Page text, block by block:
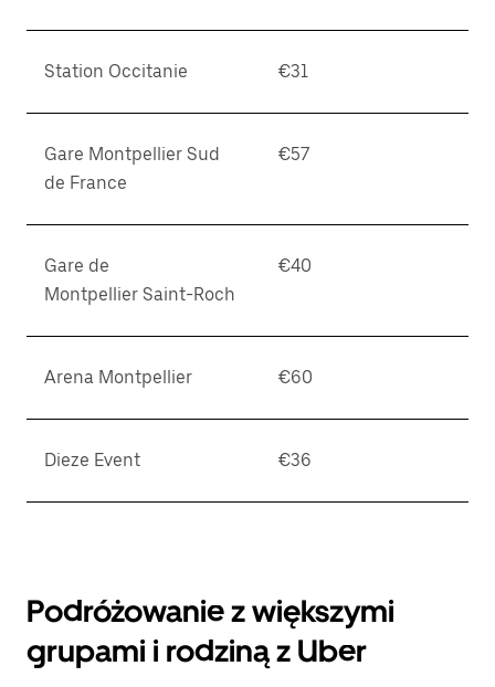
Station Occitanie €31
Gare Montpellier Sud
de France
€57
Gare de
Montpellier Saint-Roch
€40
Arena Montpellier €60
Dieze Event €36
Podróżowanie z większymi
grupami i rodziną z Uber